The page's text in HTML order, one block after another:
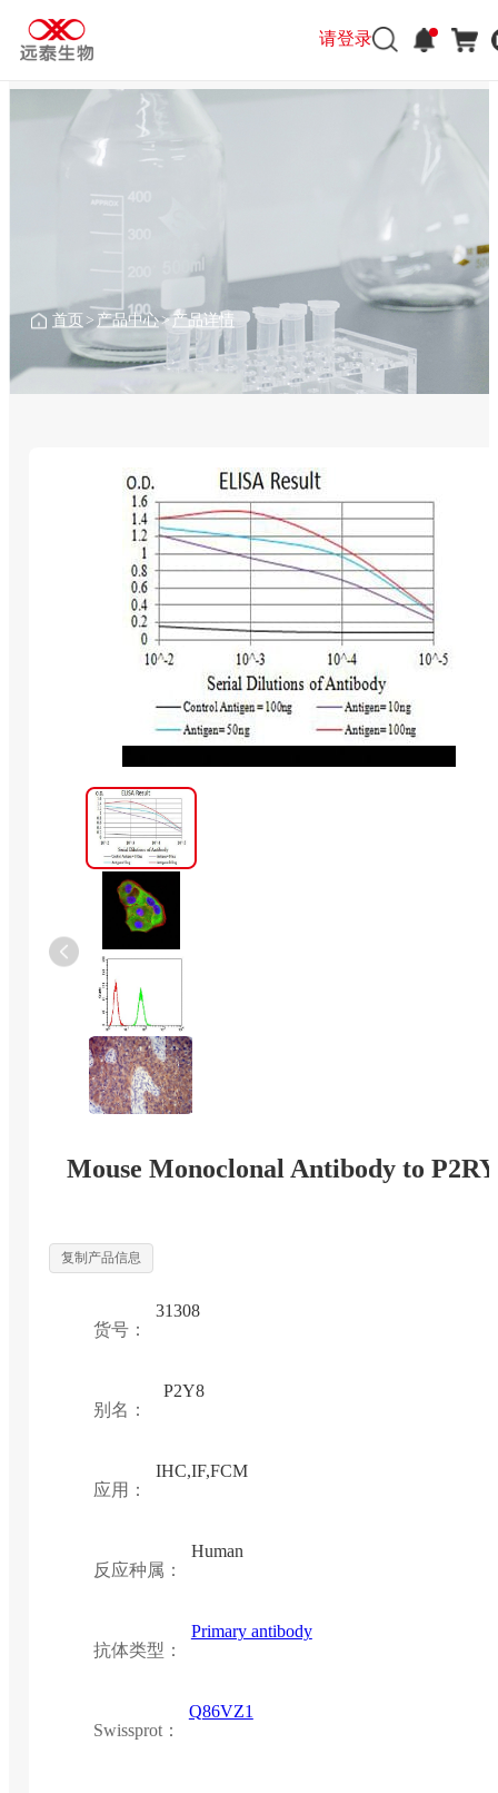
请登录
首页 > 产品中心> 产品详情
Mouse Monoclonal Antibody to
复制产品信息
货号：
31308
别名：
P2Y8
应用：
IHC,IF,FCM
反应种属：
Human
抗体类型：
Primary antibody
Swissprot：
Q86VZ1